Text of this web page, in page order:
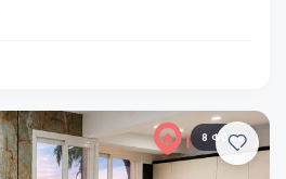
8 ФОТО